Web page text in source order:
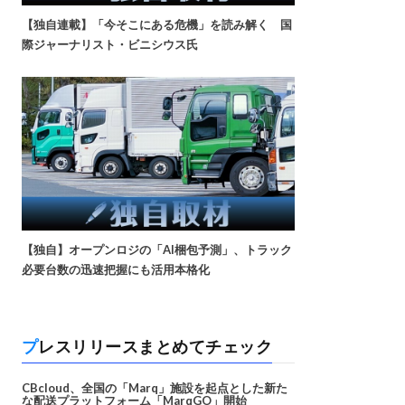
【独自連載】「今そこにある危機」を読み解く 国
際ジャーナリスト・ビニシウス氏
【独自】オープンロジの「AI梱包予測」、トラック
必要台数の迅速把握にも活用本格化
プレスリリースまとめてチェック
CBcloud、全国の「Marq」施設を起点とした新た
な配送プラットフォーム「MarqGO」開始